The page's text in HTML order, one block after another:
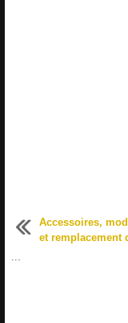
Accessoires,
et remplacement